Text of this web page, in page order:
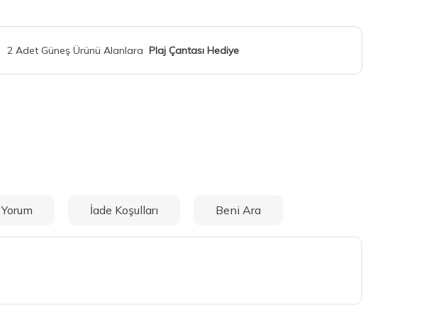
2 Adet Güneş Ürünü Alanlara Plaj Çantası Hediye
Yorum İade Koşulları Beni Ara